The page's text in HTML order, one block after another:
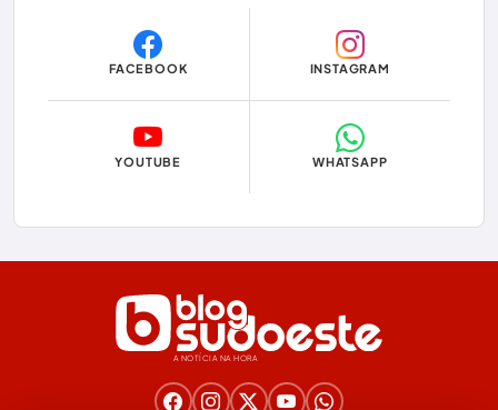
Dom Basílio
Economia
Educação
Eleições 2024
Encruzilhada
FACEBOOK INSTAGRAM
YOUTUBE WHATSAPP
A NOTÍCIA NA HORA